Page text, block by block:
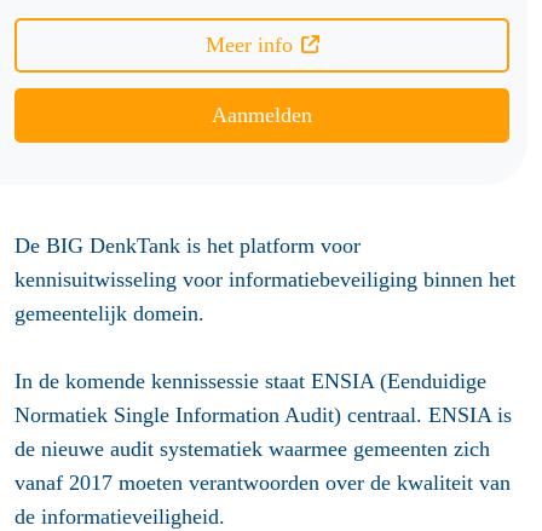
Meer info
Aanmelden
De BIG DenkTank is het platform voor
kennisuitwisseling voor informatiebeveiliging binnen het
gemeentelijk domein.
In de komende kennissessie staat ENSIA (Eenduidige
Normatiek Single Information Audit) centraal. ENSIA is
de nieuwe audit systematiek waarmee gemeenten zich
vanaf 2017 moeten verantwoorden over de kwaliteit van
de informatieveiligheid.